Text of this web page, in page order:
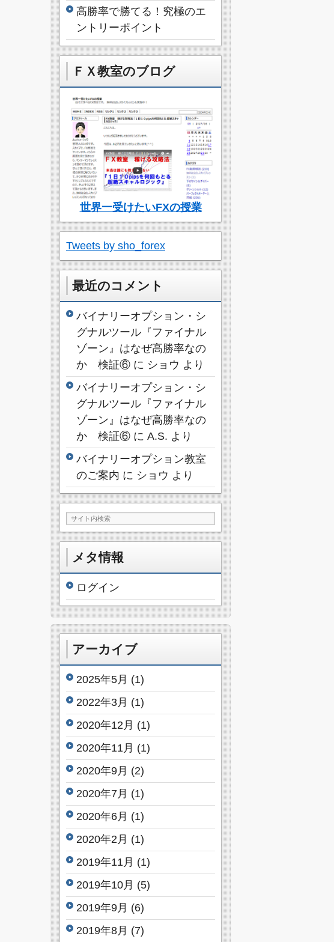
高勝率で勝てる！究極のエ
ントリーポイント
ＦＸ教室のブログ
世界一受けたいFXの授業
Tweets by sho_forex
最近のコメント
バイナリーオプション・シ
グナルツール『ファイナル
ゾーン』はなぜ高勝率なの
か 検証⑥ に ショウ より
バイナリーオプション・シ
グナルツール『ファイナル
ゾーン』はなぜ高勝率なの
か 検証⑥ に A.S. より
バイナリーオプション教室
のご案内 に ショウ より
メタ情報
ログイン
アーカイブ
2025年5月 (1)
2022年3月 (1)
2020年12月 (1)
2020年11月 (1)
2020年9月 (2)
2020年7月 (1)
2020年6月 (1)
2020年2月 (1)
2019年11月 (1)
2019年10月 (5)
2019年9月 (6)
2019年8月 (7)